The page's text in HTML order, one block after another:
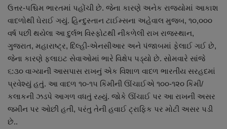
જુનાગઢ
Support US
બજારના સમાચાર
નાણાંકીય સમાચાર
સ્થાનિક સમાચાર
ઉત્તર-પશ્ચિમ ભારતમાં પહોંચી છે. જેના કારણે અનેક રાજ્યોમાં આકાશ
વાદળોથી ઘેરાઈ ગયું. હિન્દુસ્તાન ટાઈમ્સના અહેવાલ મુજબ, ૧૦,૦૦૦
વર્ષ પછી થયેલા આ દુર્લભ વિસ્ફોટથી નીકળેલી રાખ રાજસ્થાન,
ગુજરાત, મહારાષ્ટ્ર, દિલ્હી-એનસીઆર અને પંજાબમાં ફેલાઈ ગઈ છે,
જેના કારણે ફલાઇટ સેવાઓમાં ભારે વિક્ષેપ પડ્યો છે. સોમવારે સાંજે
૬:૩૦ વાગ્યાની આસપાસ રાખનું એક વિશાળ વાદળ ભારતીય સરહદમાં
પ્રવેશ્યું હતું. આ વાદળ ૧૦-૧૫ કિમીની ઊંચાઈએ ૧૦૦-૧૨૦ કિમી/
કલાકની ઝડપે આગળ વધતું રહ્યું. જોકે ઊંચાઈ પર આ રાખની અસર
જમીન પર ઓછી હતી, પરંતુ તેની હવાઈ ટ્રાફિક પર મોટી અસર પડી
છે..